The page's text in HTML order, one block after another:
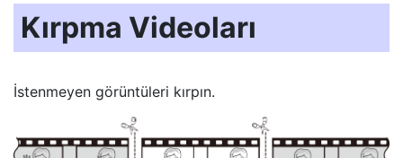
Kırpma Videoları
İstenmeyen görüntüleri kırpın.